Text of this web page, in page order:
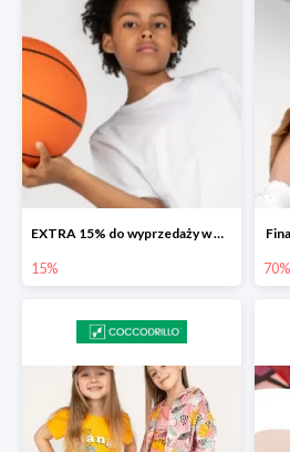
EXTRA 15% do wyprzedaży w Coccodrillo
15% 70%